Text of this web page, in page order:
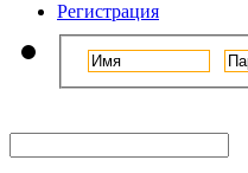
Регистрация